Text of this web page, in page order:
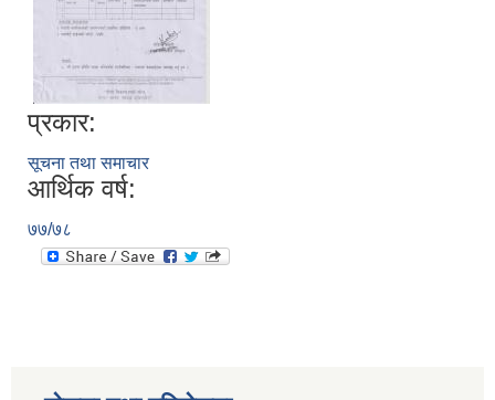
प्रकार:
सूचना तथा समाचार
आर्थिक वर्ष:
७७/७८